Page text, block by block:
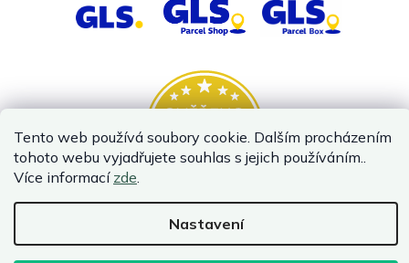
Tento web používá soubory cookie. Dalším procházením
tohoto webu vyjadřujete souhlas s jejich používáním..
Více informací zde.
Nastavení